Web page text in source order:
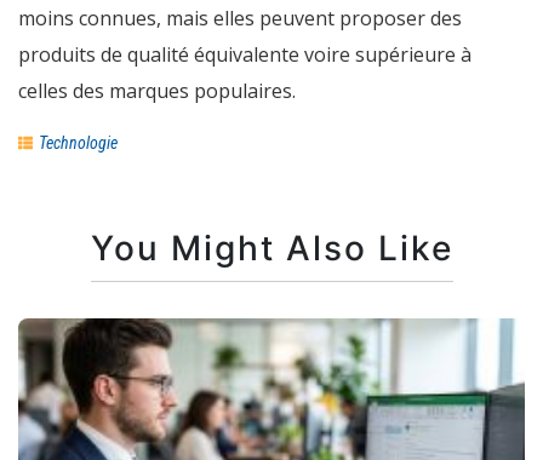
moins connues, mais elles peuvent proposer des
produits de qualité équivalente voire supérieure à
celles des marques populaires.
Technologie
You Might Also Like